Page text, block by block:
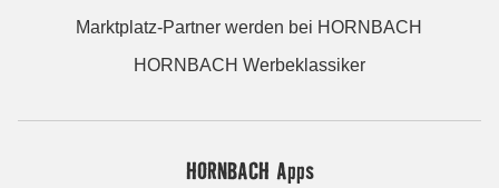
Marktplatz-Partner werden bei HORNBACH
HORNBACH Werbeklassiker
HORNBACH Apps